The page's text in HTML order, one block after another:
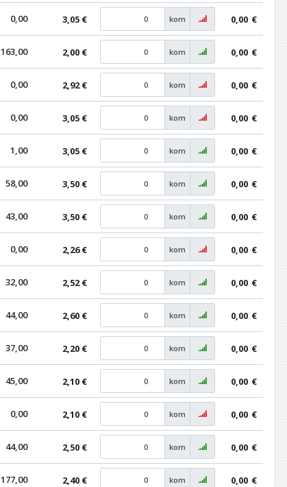
0,00 3,05 € kom 0,00 €
163,00 2,00 € kom 0,00 €
0,00 2,92 € kom 0,00 €
0,00 3,05 € kom 0,00 €
1,00 3,05 € kom 0,00 €
58,00 3,50 € kom 0,00 €
43,00 3,50 € kom 0,00 €
0,00 2,26 € kom 0,00 €
32,00 2,52 € kom 0,00 €
44,00 2,60 € kom 0,00 €
37,00 2,20 € kom 0,00 €
45,00 2,10 € kom 0,00 €
0,00 2,10 € kom 0,00 €
44,00 2,50 € kom 0,00 €
177,00 2,40 € kom 0,00 €